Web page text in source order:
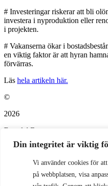
Din integritet är viktig
Vi använder cookies för
på webbplatsen, visa
# Investeringar riskerar att bli
investera i nyproduktion eller
i projekten.
# Vakanserna ökar i
en viktig faktor är att hyran
förvärras.
Läs hela artikeln här.
©
2026
Bopol AB
info@bostadspolitik.se
0704-57